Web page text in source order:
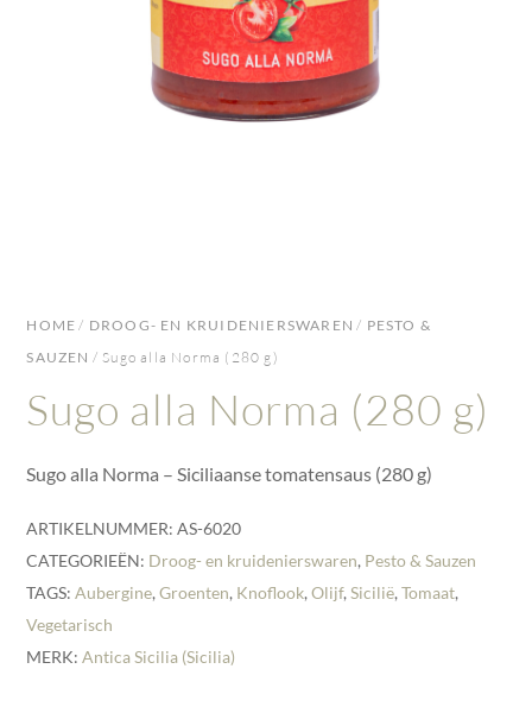
HOME / DROOG- EN KRUIDENIERSWAREN / PESTO &
SAUZEN / Sugo alla Norma (280 g)
Sugo alla Norma (280 g)
Sugo alla Norma – Siciliaanse tomatensaus (280 g)
ARTIKELNUMMER:AS-6020
CATEGORIEËN: Droog- en kruidenierswaren, Pesto & Sauzen
TAGS:Aubergine,Groenten, Knoflook,Olijf,Sicilië,Tomaat,
Vegetarisch
MERK:Antica Sicilia (Sicilia)